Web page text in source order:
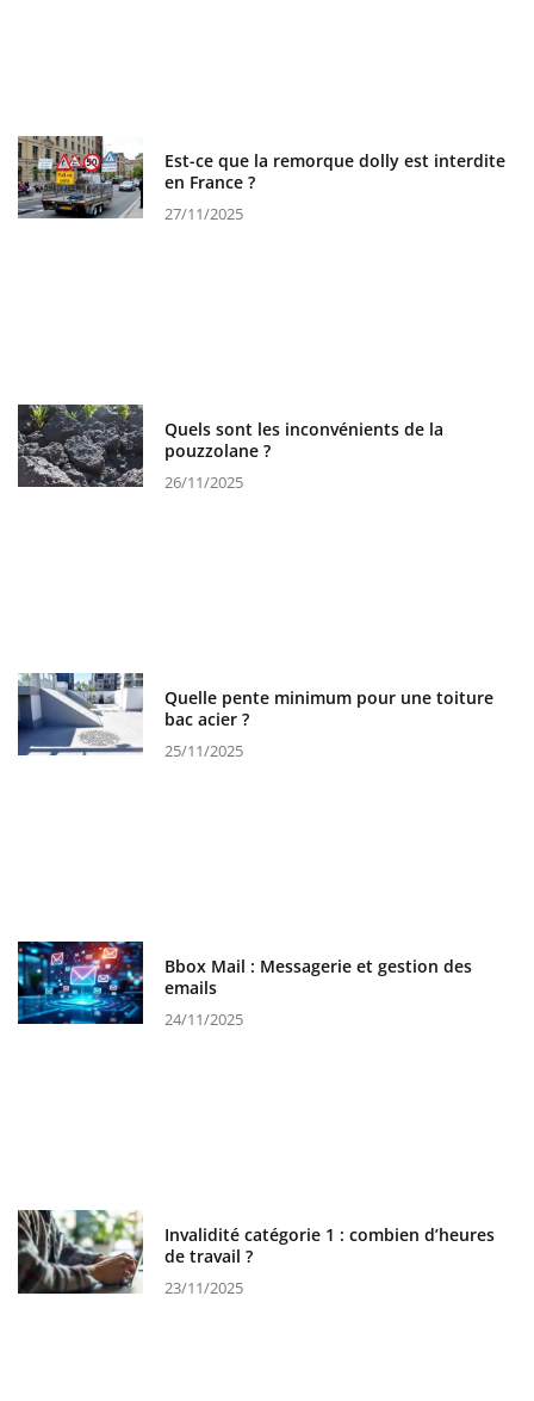
Est-ce que la remorque dolly est interdite
en France ?
27/11/2025
Quels sont les inconvénients de la
pouzzolane ?
26/11/2025
Quelle pente minimum pour une toiture
bac acier ?
25/11/2025
Bbox Mail : Messagerie et gestion des
emails
24/11/2025
Invalidité catégorie 1 : combien d’heures
de travail ?
23/11/2025